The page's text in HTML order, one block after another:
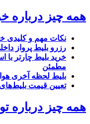
همه چیز درباره
نکات مهم و کلیدی
رزرو بلیط پرواز
خرید بلیط چارتر با
مطمئن
بلیط لحظه آخری
تعیین قیمت
همه چیز درباره